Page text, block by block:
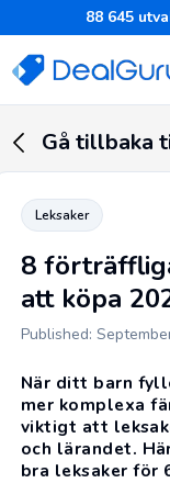
88 645
Gå tillbaka
Leksaker
8
att köpa
Published:
När ditt barn
mer komplexa
viktigt att
och lärandet.
bra leksaker för